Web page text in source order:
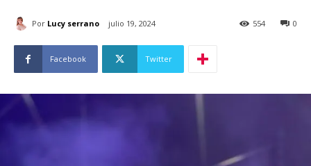
Por Lucy serrano julio 19, 2024 0
554
Facebook Twitter